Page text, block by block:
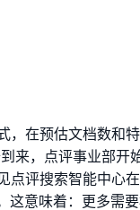
，在预估文档数和
来，点评事业部开
点评搜索智能中心
这意味着：更多需